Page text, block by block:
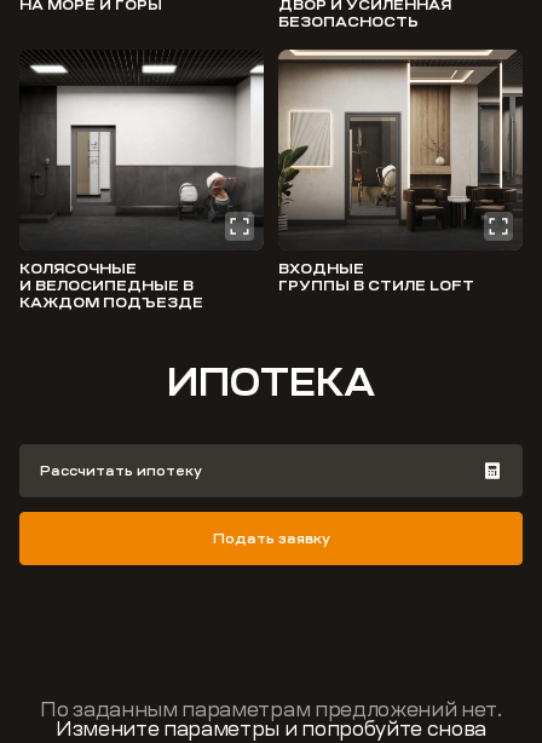
НА МОРЕ И ГОРЫ
ДВОР И УСИЛЕННАЯ
БЕЗОПАСНОСТЬ
КОЛЯСОЧНЫЕ
И ВЕЛОСИПЕДНЫЕ В
КАЖДОМ ПОДЪЕЗДЕ
ВХОДНЫЕ
ГРУППЫ В СТИЛЕ LOFT
ИПОТЕКА
Подать заявку
Рассчитать ипотеку
По заданным параметрам предложений нет.
Измените параметры и попробуйте снова